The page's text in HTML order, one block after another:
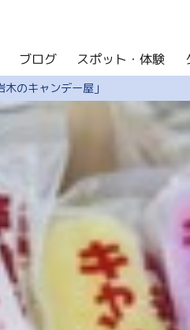
ブログ
グルメ・
イベント
アクセス
このサイトにつ
共有
写真ライ
パンフ
のキャンデー屋」
ブログ スポット・体験